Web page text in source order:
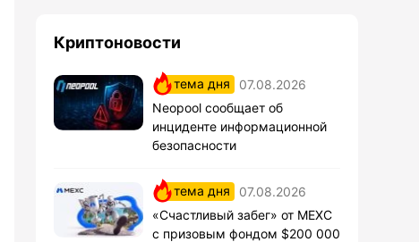
Криптоновости
тема дня
07.08.2026
Neopool сообщает об
инциденте информационной
безопасности
тема дня
07.08.2026
«Счастливый забег» от MEXC
с призовым фондом $200 000